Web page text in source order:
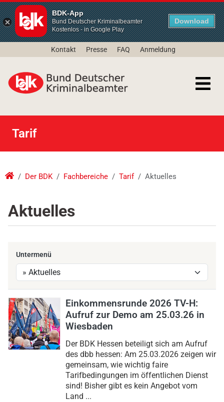
BDK-App
Bund Deutscher Kriminalbeamter
Kostenlos - in Google Play
Download
Kontakt Presse FAQ Anmeldung
Tarif
Der BDK Fachbereiche Tarif Aktuelles
Aktuelles
Untermenü
Einkommensrunde 2026 TV-H:
Aufruf zur Demo am 25.03.26 in
Wiesbaden
Der BDK Hessen beteiligt sich am Aufruf
des dbb hessen: Am 25.03.2026 zeigen wir
gemeinsam, wie wichtig faire
Tarifbedingungen im öffentlichen Dienst
sind! Bisher gibt es kein Angebot vom
Land ...